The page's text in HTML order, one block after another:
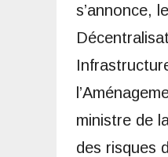
s’annonce,
ministre de
des risques